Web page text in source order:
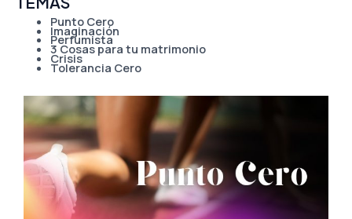
Punto Cero
Imaginación
Perfumista
3 Cosas para tu matrimonio
Crisis
Tolerancia Cero